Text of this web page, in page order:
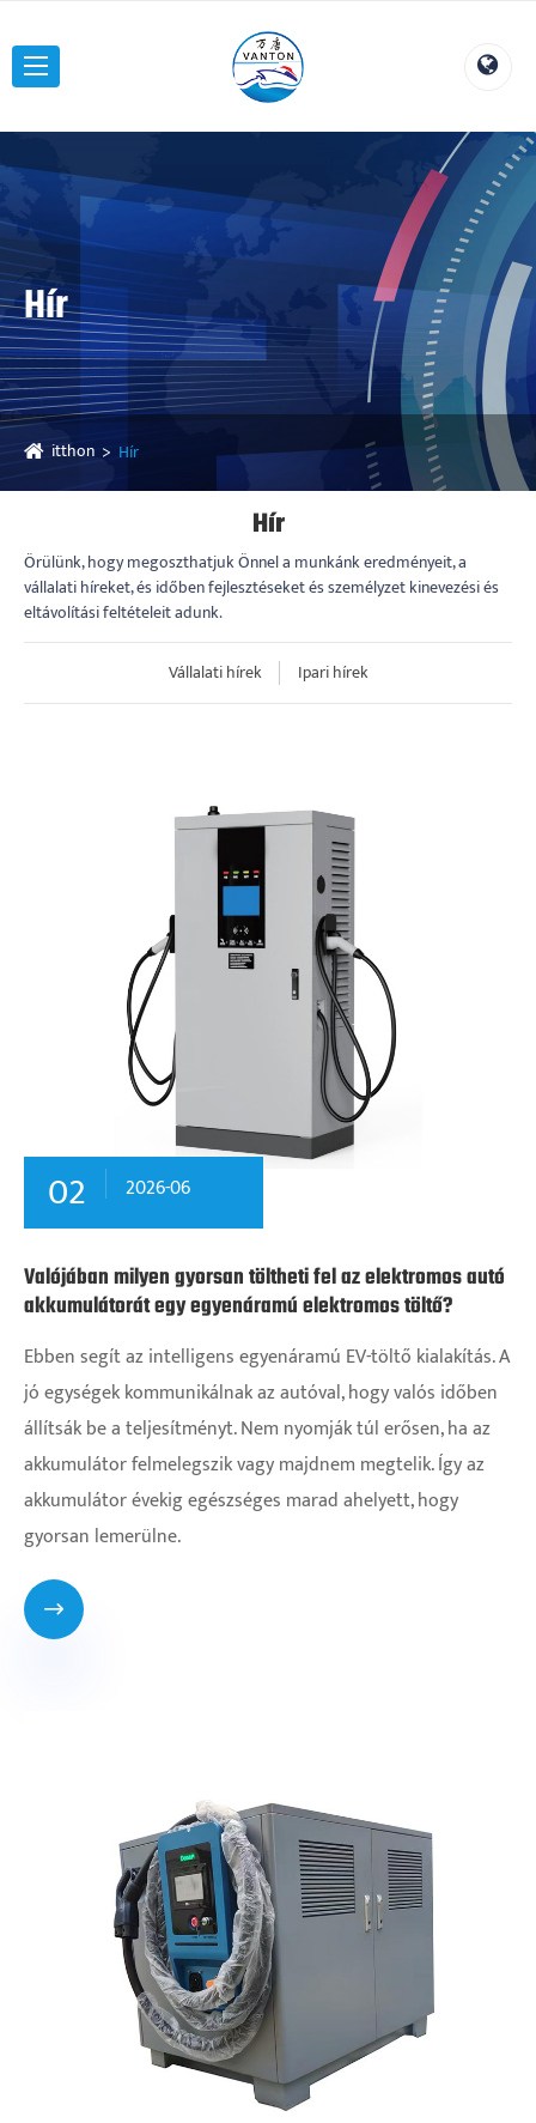
Hír
itthon Hír
Hír
Örülünk, hogy megoszthatjuk Önnel a munkánk eredményeit, a
vállalati híreket, és időben fejlesztéseket és személyzet kinevezési és
eltávolítási feltételeit adunk.
Vállalati hírek Ipari hírek
02 2026-06
Valójában milyen gyorsan töltheti fel az elektromos autó
akkumulátorát egy egyenáramú elektromos töltő?
Ebben segít az intelligens egyenáramú EV-töltő kialakítás. A
jó egységek kommunikálnak az autóval, hogy valós időben
állítsák be a teljesítményt. Nem nyomják túl erősen, ha az
akkumulátor felmelegszik vagy majdnem megtelik. Így az
akkumulátor évekig egészséges marad ahelyett, hogy
gyorsan lemerülne.
